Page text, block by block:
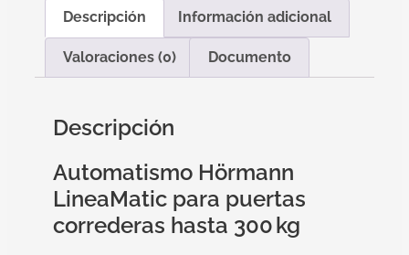
Descripción Información adicional
Valoraciones (0) Documento
Descripción
Automatismo Hörmann
LineaMatic para puertas
correderas hasta 300 kg